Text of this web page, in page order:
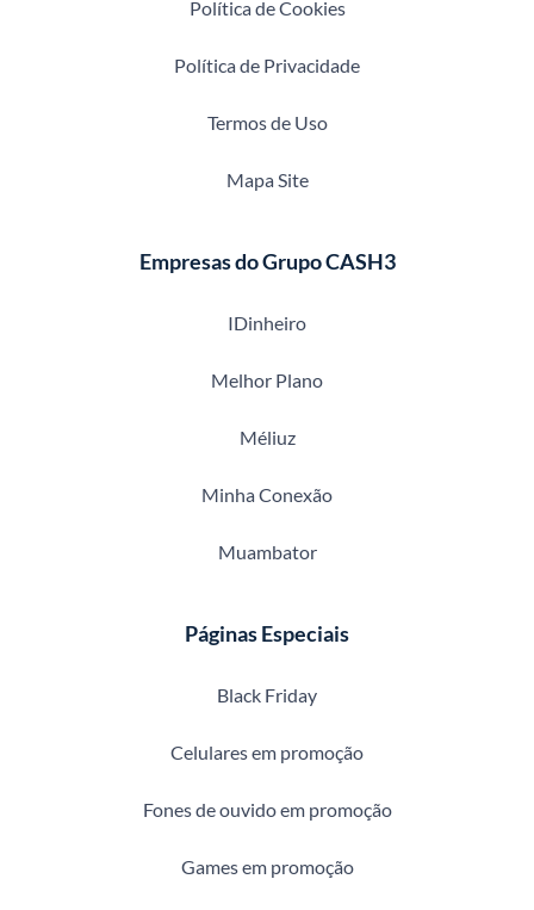
Política de Cookies
Política de Privacidade
Termos de Uso
Mapa Site
Empresas do Grupo CASH3
IDinheiro
Melhor Plano
Méliuz
Minha Conexão
Muambator
Páginas Especiais
Black Friday
Celulares em promoção
Fones de ouvido em promoção
Games em promoção